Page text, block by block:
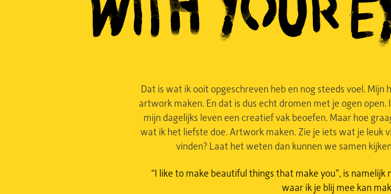
Dat is wat ik ooit opgeschreven heb en nog steeds voel. Mijn
artwork maken. En dat is dus echt dromen met je ogen open.
mijn dagelijks leven een creatief vak beoefen. Maar hoe
wat ik het liefste doe. Artwork maken. Zie je iets wat je leuk
vinden? Laat het weten dan kunnen we samen
“I like to make beautiful things that make you”, is
waar ik je blij mee kan